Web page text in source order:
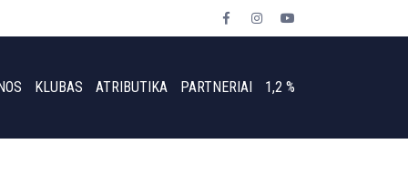
KLUBAS ATRIBUTIKA PARTNERIAI 1,2 %